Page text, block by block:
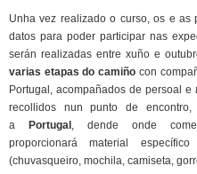
Unha vez realizado o curso, os e as
datos para poder participar nas
serán realizadas entre xuño e
varias etapas do camiño con
Portugal, acompañados de persoal e
recollidos nun punto de
a Portugal, dende onde
proporcionará material
(chuvasqueiro, mochila, camiseta,